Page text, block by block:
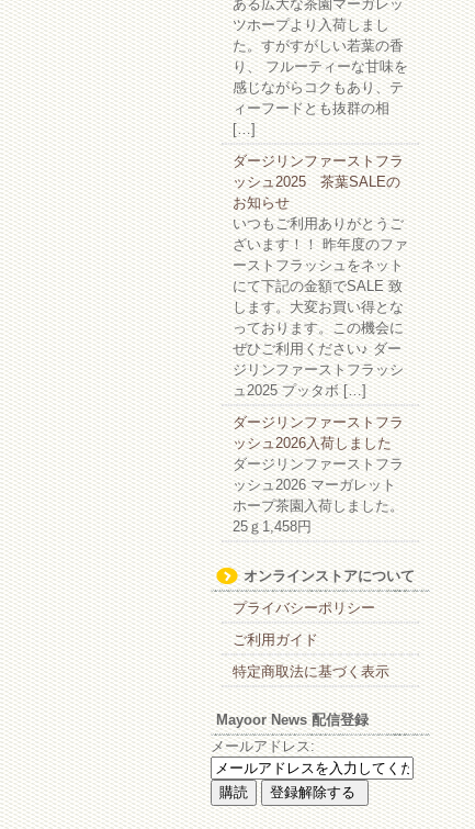
ある広大な茶園マーガレッ
ツホープより入荷しまし
た。すがすがしい若葉の香
り、 フルーティーな甘味を
感じながらコクもあり、テ
ィーフードとも抜群の相
[…]
ダージリンファーストフラ
ッシュ2025 茶葉SALEの
お知らせ
いつもご利用ありがとうご
ざいます！！ 昨年度のファ
ーストフラッシュをネット
にて下記の金額でSALE 致
します。大変お買い得とな
っております。この機会に
ぜひご利用ください♪ ダー
ジリンファーストフラッシ
ュ2025 プッタボ […]
ダージリンファーストフラ
ッシュ2026入荷しました
ダージリンファーストフラ
ッシュ2026 マーガレット
ホープ茶園入荷しました。
25ｇ1,458円
オンラインストアについて
プライバシーポリシー
ご利用ガイド
特定商取法に基づく表示
Mayoor News 配信登録
メールアドレス: